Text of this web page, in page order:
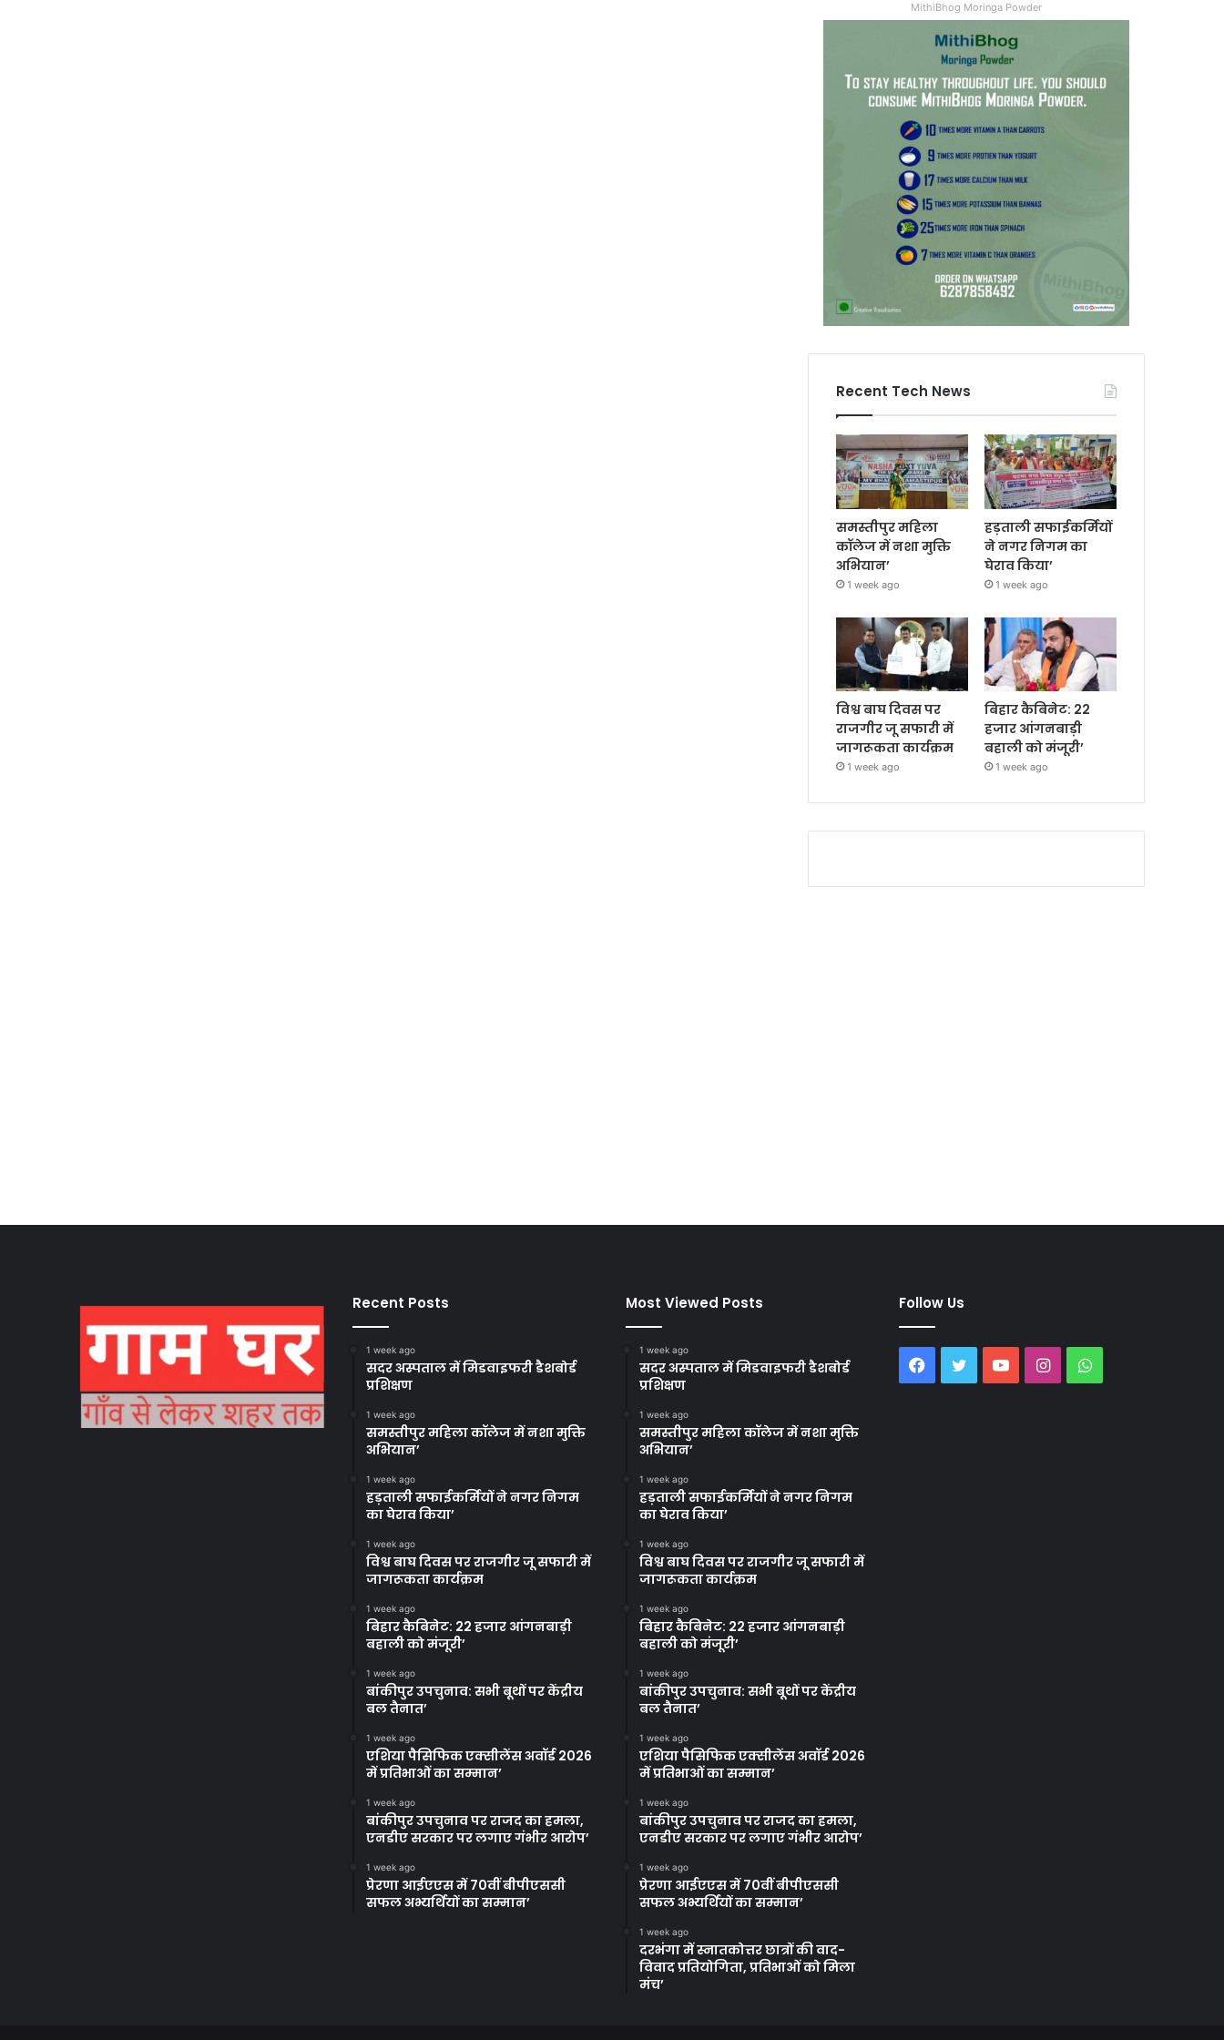
MithiBhog Moringa Powder
Recent Tech News
समस्तीपुर महिला
कॉलेज में नशा मुक्ति
अभियान’
1 week ago
हड़ताली सफाईकर्मियों
ने नगर निगम का
घेराव किया’
1 week ago
विश्व बाघ दिवस पर
राजगीर जू सफारी में
जागरूकता कार्यक्रम
1 week ago
बिहार कैबिनेट: 22
हजार आंगनबाड़ी
बहाली को मंजूरी’
1 week ago
Recent Posts
1 week ago
सदर अस्पताल में मिडवाइफरी डैशबोर्ड
प्रशिक्षण
1 week ago
समस्तीपुर महिला कॉलेज में नशा मुक्ति
अभियान’
1 week ago
हड़ताली सफाईकर्मियों ने नगर निगम
का घेराव किया’
1 week ago
विश्व बाघ दिवस पर राजगीर जू सफारी में
जागरूकता कार्यक्रम
1 week ago
बिहार कैबिनेट: 22 हजार आंगनबाड़ी
बहाली को मंजूरी’
1 week ago
बांकीपुर उपचुनाव: सभी बूथों पर केंद्रीय
बल तैनात’
1 week ago
एशिया पैसिफिक एक्सीलेंस अवॉर्ड 2026
में प्रतिभाओं का सम्मान’
1 week ago
बांकीपुर उपचुनाव पर राजद का हमला,
एनडीए सरकार पर लगाए गंभीर आरोप’
1 week ago
प्रेरणा आईएएस में 70वीं बीपीएससी
सफल अभ्यर्थियों का सम्मान’
Most Viewed Posts
1 week ago
सदर अस्पताल में मिडवाइफरी डैशबोर्ड
प्रशिक्षण
1 week ago
समस्तीपुर महिला कॉलेज में नशा मुक्ति
अभियान’
1 week ago
हड़ताली सफाईकर्मियों ने नगर निगम
का घेराव किया’
1 week ago
विश्व बाघ दिवस पर राजगीर जू सफारी में
जागरूकता कार्यक्रम
1 week ago
बिहार कैबिनेट: 22 हजार आंगनबाड़ी
बहाली को मंजूरी’
1 week ago
बांकीपुर उपचुनाव: सभी बूथों पर केंद्रीय
बल तैनात’
1 week ago
एशिया पैसिफिक एक्सीलेंस अवॉर्ड 2026
में प्रतिभाओं का सम्मान’
1 week ago
बांकीपुर उपचुनाव पर राजद का हमला,
एनडीए सरकार पर लगाए गंभीर आरोप’
1 week ago
प्रेरणा आईएएस में 70वीं बीपीएससी
सफल अभ्यर्थियों का सम्मान’
1 week ago
दरभंगा में स्नातकोत्तर छात्रों की वाद-
विवाद प्रतियोगिता, प्रतिभाओं को मिला
मंच’
Follow Us
Facebook
TwitterYouTubeInstagramWhatsApp